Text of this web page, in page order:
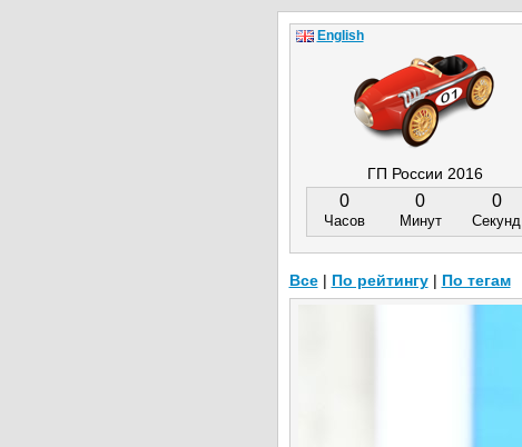
ГП России 2016
0
Часов
0
Минут
0
Секунд
English
Все| По рейтингу| По тегам